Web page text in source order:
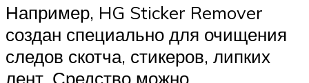
Например, HG Sticker Remover
создан специально для очищения
следов скотча, стикеров, липких
лент. Средство можно